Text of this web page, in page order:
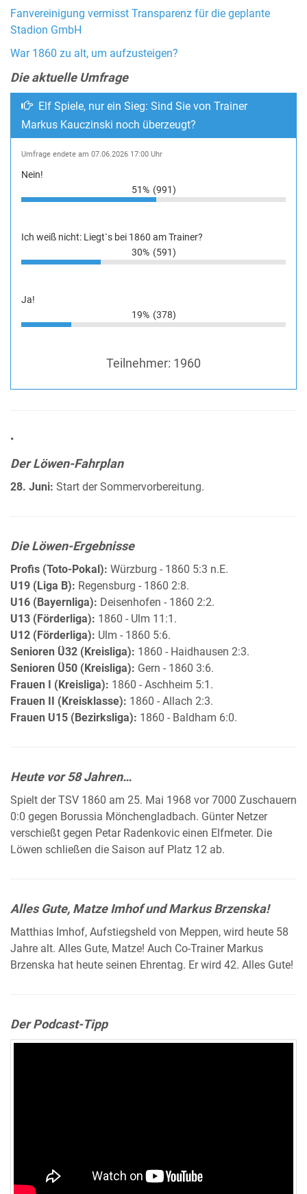
Fanvereinigung vermisst Transparenz für die geplante
Stadion GmbH
War 1860 zu alt, um aufzusteigen?
Die aktuelle Umfrage
Elf Spiele, nur ein Sieg: Sind Sie von Trainer
Markus Kauczinski noch überzeugt?
Umfrage endete am 07.06.2026 17:00 Uhr
Nein!
51% (991)
Ich weiß nicht: Liegt`s bei 1860 am Trainer?
30% (591)
Ja!
19% (378)
Teilnehmer: 1960
•
Der Löwen-Fahrplan
28. Juni: Start der Sommervorbereitung.
Die Löwen-Ergebnisse
Profis (Toto-Pokal): Würzburg - 1860 5:3 n.E.
U19 (Liga B): Regensburg - 1860 2:8.
U16 (Bayernliga): Deisenhofen - 1860 2:2.
U13 (Förderliga): 1860 - Ulm 11:1.
U12 (Förderliga): Ulm - 1860 5:6.
Senioren Ü32 (Kreisliga): 1860 - Haidhausen 2:3.
Senioren Ü50 (Kreisliga): Gern - 1860 3:6.
Frauen I (Kreisliga): 1860 - Aschheim 5:1.
Frauen II (Kreisklasse): 1860 - Allach 2:3.
Frauen U15 (Bezirksliga): 1860 - Baldham 6:0.
Heute vor 58 Jahren…
Spielt der TSV 1860 am 25. Mai 1968 vor 7000 Zuschauern
0:0 gegen Borussia Mönchengladbach. Günter Netzer
verschießt gegen Petar Radenkovic einen Elfmeter. Die
Löwen schließen die Saison auf Platz 12 ab.
Alles Gute, Matze Imhof und Markus Brzenska!
Matthias Imhof, Aufstiegsheld von Meppen, wird heute 58
Jahre alt. Alles Gute, Matze! Auch Co-Trainer Markus
Brzenska hat heute seinen Ehrentag. Er wird 42. Alles Gute!
Der Podcast-Tipp